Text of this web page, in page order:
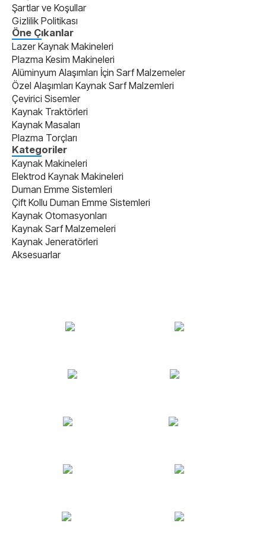
Şartlar ve Koşullar
Gizlilik Politikası
Öne Çıkanlar
Lazer Kaynak Makineleri
Plazma Kesim Makineleri
Alüminyum Alaşımları İçin Sarf Malzemeler
Özel Alaşımları Kaynak Sarf Malzemleri
Çevirici Sisemler
Kaynak Traktörleri
Kaynak Masaları
Plazma Torçları
Kategoriler
Kaynak Makineleri
Elektrod Kaynak Makineleri
Duman Emme Sistemleri
Çift Kollu Duman Emme Sistemleri
Kaynak Otomasyonları
Kaynak Sarf Malzemeleri
Kaynak Jeneratörleri
Aksesuarlar